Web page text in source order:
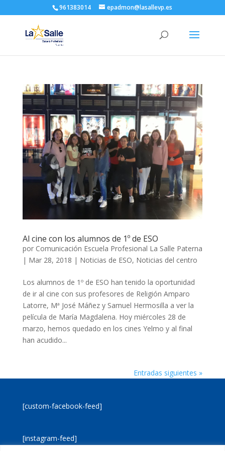
961383014 epadmon@lasallevp.es
Al cine con los alumnos de 1º de ESO
por Comunicación Escuela Profesional La Salle Paterna
| Mar 28, 2018 | Noticias de ESO, Noticias del centro
Los alumnos de 1º de ESO han tenido la oportunidad
de ir al cine con sus profesores de Religión Amparo
Latorre, Mª José Máñez y Samuel Hermosilla a ver la
película de María Magdalena. Hoy miércoles 28 de
marzo, hemos quedado en los cines Yelmo y al final
han acudido...
Entradas siguientes »
[custom-facebook-feed]
[instagram-feed]